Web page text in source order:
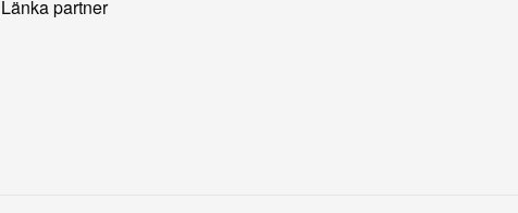
Länka partner